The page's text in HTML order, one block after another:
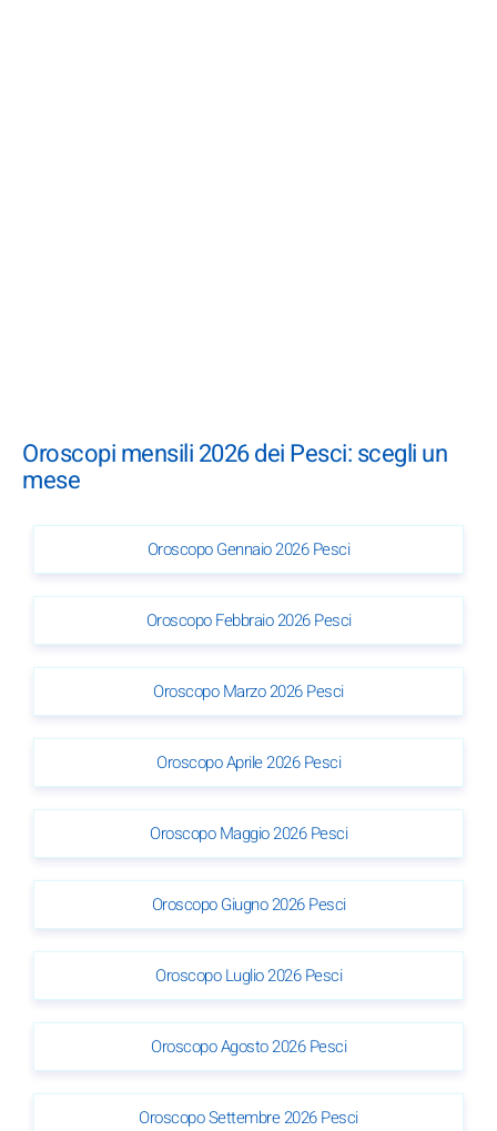
Oroscopi mensili 2026 dei Pesci: scegli un
mese
Oroscopo Gennaio 2026 Pesci
Oroscopo Febbraio 2026 Pesci
Oroscopo Marzo 2026 Pesci
Oroscopo Aprile 2026 Pesci
Oroscopo Maggio 2026 Pesci
Oroscopo Giugno 2026 Pesci
Oroscopo Luglio 2026 Pesci
Oroscopo Agosto 2026 Pesci
Oroscopo Settembre 2026 Pesci